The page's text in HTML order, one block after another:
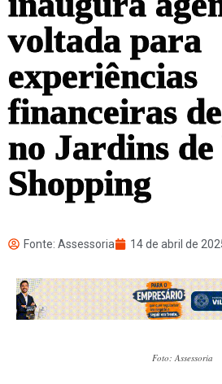
voltada para
experiências
financeiras
no Jardins
Shopping
Fonte: Assessoria 14 de abril de
Foto: Assessoria